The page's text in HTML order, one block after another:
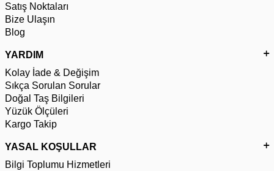
Satış Noktaları
Bize Ulaşın
Blog
YARDIM
Kolay İade & Değişim
Sıkça Sorulan Sorular
Doğal Taş Bilgileri
Yüzük Ölçüleri
Kargo Takip
YASAL KOŞULLAR
Bilgi Toplumu Hizmetleri